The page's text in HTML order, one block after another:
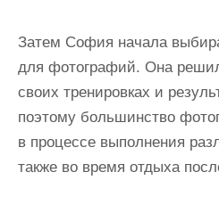
Затем София начала
для фотографий. Она
своих тренировках и
поэтому большинство
в процессе выполнения
также во время отдыха